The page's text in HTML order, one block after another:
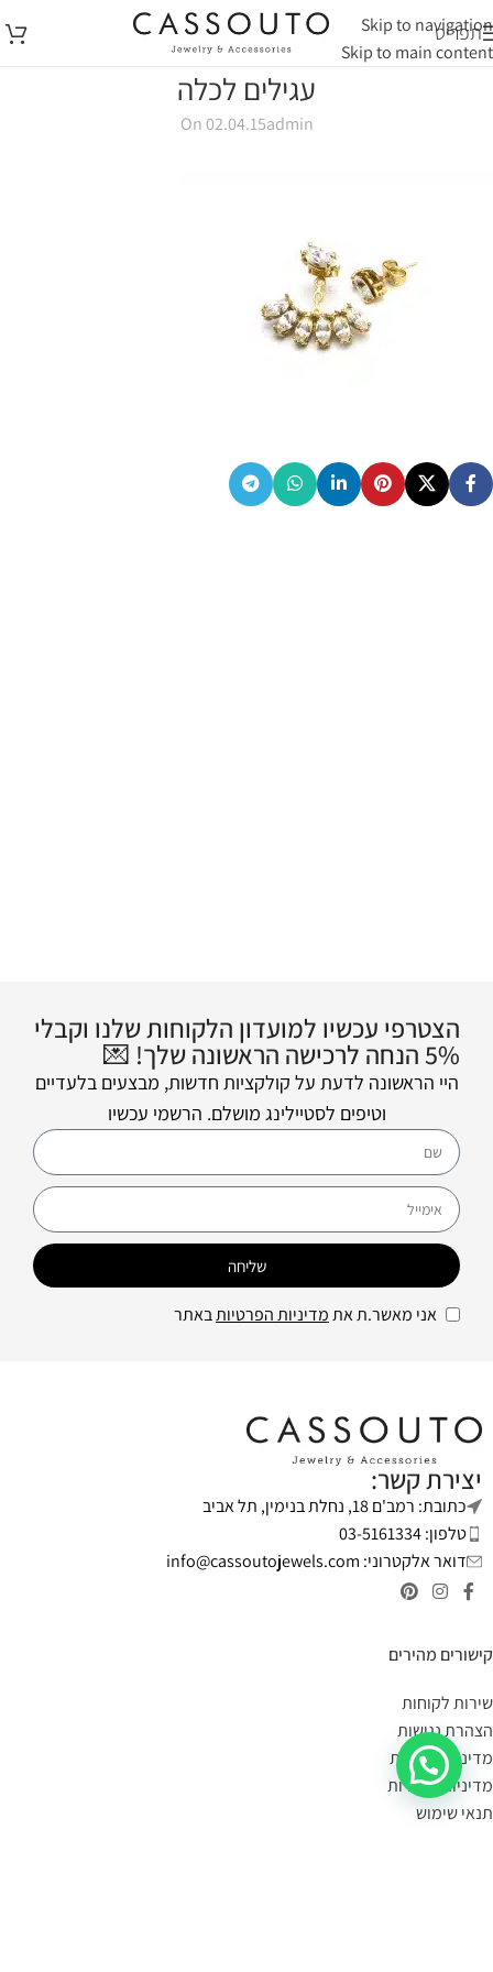
Skip to navigation
Skip to main content
תפריט
עגילים לכלה
admin
On 02.04.15
הצטרפי עכשיו למועדון הלקוחות שלנו וקבלי
5% הנחה לרכישה הראשונה שלך! 💌
היי הראשונה לדעת על קולקציות חדשות, מבצעים בלעדיים
וטיפים לסטיילינג מושלם. הרשמי עכשיו
אני מאשר.ת אתמדיניות הפרטיותבאתר
שליחה
יצירת קשר:
כתובת: רמב'ם 18, נחלת בנימין, תל אביב
טלפון: 03-5161334
דואר אלקטרוני: info@cassoutojewels.com
קישורים מהירים
שירות לקוחות
הצהרת נגישות
מדיניות פרטיות
מדיניות החזרות
תנאי שימוש